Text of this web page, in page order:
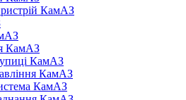
КамАЗ
КамАЗ
КамАЗ
КамАЗ
КамАЗ